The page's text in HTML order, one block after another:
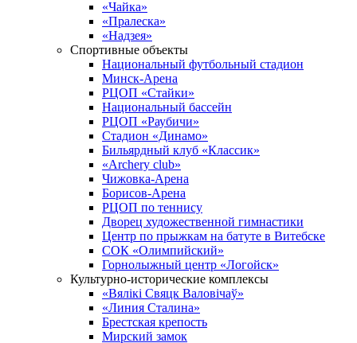
«Чайка»
«Пралеска»
«Надзея»
Спортивные объекты
Национальный футбольный стадион
Минск-Арена
РЦОП «Стайки»
Национальный бассейн
РЦОП «Раубичи»
Стадион «Динамо»
Бильярдный клуб «Классик»
«Archery club»
Чижовка-Арена
Борисов-Арена
РЦОП по теннису
Дворец художественной гимнастики
Центр по прыжкам на батуте в Витебске
СОК «Олимпийский»
Горнолыжный центр «Логойск»
Культурно-исторические комплексы
«Вялікі Свяцк Валовічаў»
«Линия Сталина»
Брестская крепость
Мирский замок